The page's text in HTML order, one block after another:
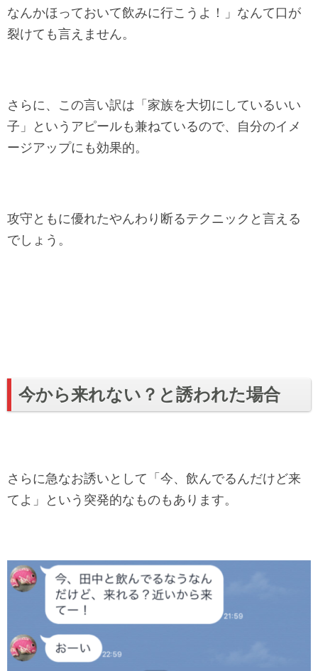
なんかほっておいて飲みに行こうよ！」なんて口が
裂けても言えません。
さらに、この言い訳は「家族を大切にしているいい
子」というアピールも兼ねているので、自分のイメ
ージアップにも効果的。
攻守ともに優れたやんわり断るテクニックと言える
でしょう。
今から来れない？と誘われた場合
さらに急なお誘いとして「今、飲んでるんだけど来
てよ」という突発的なものもあります。